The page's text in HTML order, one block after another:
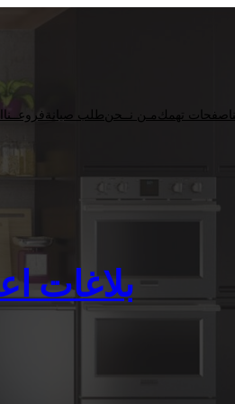
فروعــناطلب صيانةمـن نــحنصفحات تهمك
بلاغات